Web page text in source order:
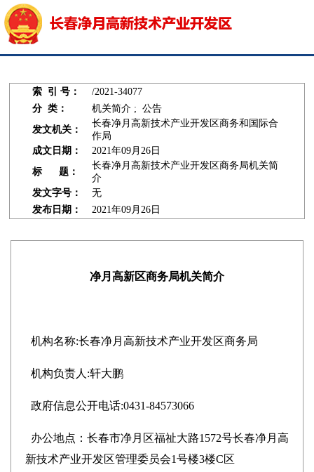
索 引 号：
/2021-34077
分 类：
机关简介 ; 公告
发文机关：
长春净月高新技术产业开发区商务和国际合
作局
成文日期：
2021年09月26日
标 题：
长春净月高新技术产业开发区商务局机关简
介
发文字号：
无
发布日期：
2021年09月26日
净月高新区商务局机关简介
机构名称:长春净月高新技术产业开发区商务局
机构负责人 :轩大鹏
政府信息公开电话:0431-84573066
办公地点：长春市净月区福祉大路1572号长春净月高
新技术产业开发区管理委员会1号楼3楼C区